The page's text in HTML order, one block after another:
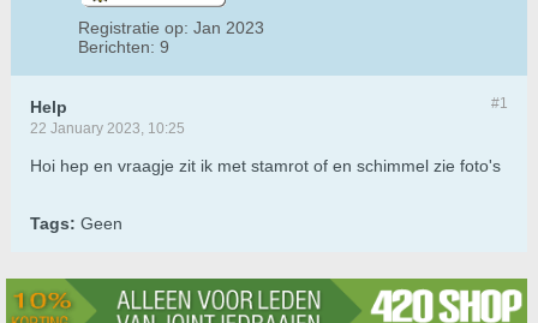
Registratie op: Jan 2023
Berichten: 9
#1
Help
22 January 2023, 10:25
Hoi hep en vraagje zit ik met stamrot of en schimmel zie foto's
Tags: Geen